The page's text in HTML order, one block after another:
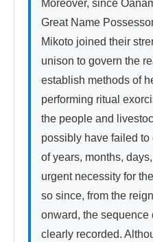
Moreover, since
Great Name
Mikoto joined their
unison to govern the
establish methods of
performing ritual
the people and
possibly have failed
of years, months,
urgent necessity for
so since, from the
onward, the sequence
clearly recorded.